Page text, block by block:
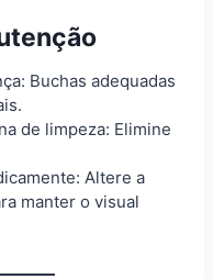
Buchas adequadas
de limpeza: Elimine
Altere a
manter o visual